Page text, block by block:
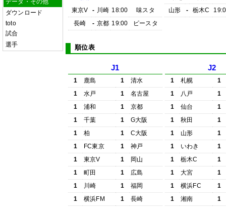
データ・その他
ダウンロード
toto
試合
選手
東京V
- 川崎 18:00
味スタ
長崎
- 京都 19:00 ピースタ
山形
- 栃木C
順位表
J1
1 鹿島 1
清水
1
水戸 1
名古屋
1
浦和 1
京都
1
千葉 1
G大阪
1
柏 1
C大阪
1
FC東京 1
神戸
1
東京V 1
岡山
1
町田 1
広島
1
川崎 1
福岡
1
横浜FM 1 長崎
J2
1 札幌
1
1
八戸
1
1
仙台
1
1
秋田
1
1
山形
1
1
いわき
1
1
栃木C
1
1
大宮
1
1
横浜FC
1
1
湘南 1